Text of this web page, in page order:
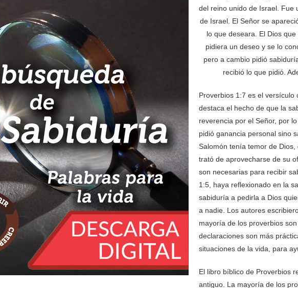
del reino unido de Israel. Fue
de Israel. El Señor se
lo que deseara. El Dios
pidiera un deseo y se lo
pero a cambio pidió
recibió lo que pidió.
Proverbios 1:7 es el
destaca el hecho de que la
reverencia por el Señor, por
pidió ganancia personal sino
Salomón tenía temor de
trató de aprovecharse de su
son necesarias para recibir
1:5, haya reflexionado en la
sabiduría a pedirla a Dios
a nadie. Los autores
mayoría de los proverbios
declaraciones son más
situaciones de la vida, para
El libro bíblico de Proverbios
antiguo. La mayoría de los